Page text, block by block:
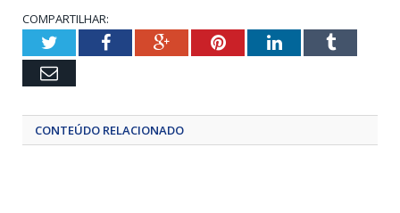
COMPARTILHAR:
TwitterFacebookGoogle+PinterestLinkedInTumblr
Email
CONTEÚDO RELACIONADO